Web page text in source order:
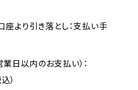
座より引き落とし：支払い手
日以内のお支払い）：
）